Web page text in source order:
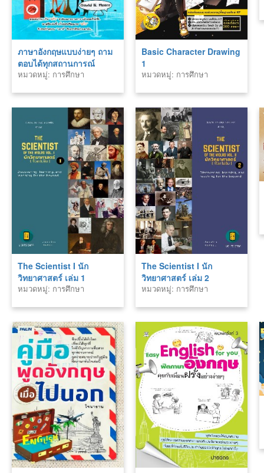
ภาษาอังกฤษแบบง่ายๆ ถาม
ตอบได้ทุกสถานการณ์
หมวดหมู่: การศึกษา
Basic Character Drawing
1
หมวดหมู่: การศึกษา
The Scientist I นัก
วิทยาศาสตร์ เล่ม 1
หมวดหมู่: การศึกษา
The Scientist I นัก
วิทยาศาสตร์ เล่ม 2
หมวดหมู่: การศึกษา